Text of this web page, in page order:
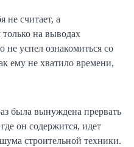
не считает, а
на выводах
не успел ознакомиться со
ему не хватило времени,
была вынуждена прервать
он содержится, идет
строительной техники.